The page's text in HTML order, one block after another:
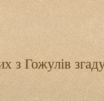
з Гожулів